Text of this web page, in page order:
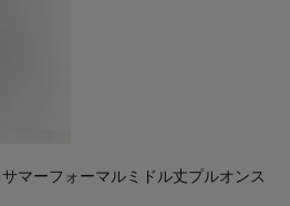
マーフォーマルミドル丈プルオンス